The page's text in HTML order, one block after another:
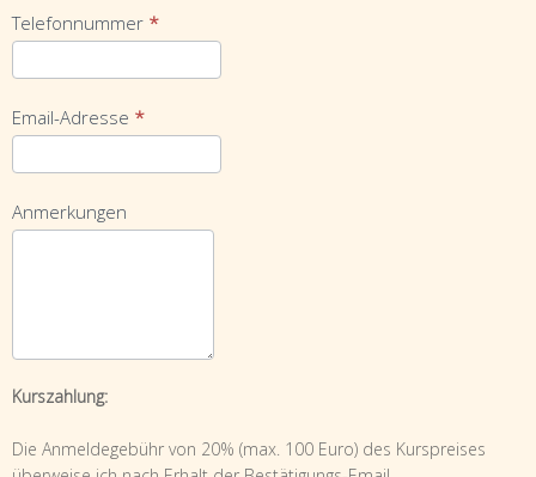
Telefonnummer *
Email-Adresse *
Anmerkungen
Kurszahlung:
Die Anmeldegebühr von 20% (max. 100 Euro) des Kurspreises